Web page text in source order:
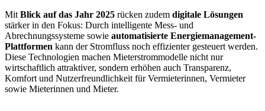
Mit Blick auf das Jahr 2025 rücken zudem digitale Lösungen
stärker in den Fokus: Durch intelligente Mess- und
Abrechnungssysteme sowie automatisierte Energiemanagement-
Plattformen kann der Stromfluss noch effizienter gesteuert werden.
Diese Technologien machen Mieterstrommodelle nicht nur
wirtschaftlich attraktiver, sondern erhöhen auch Transparenz,
Komfort und Nutzerfreundlichkeit für Vermieterinnen, Vermieter
sowie Mieterinnen und Mieter.